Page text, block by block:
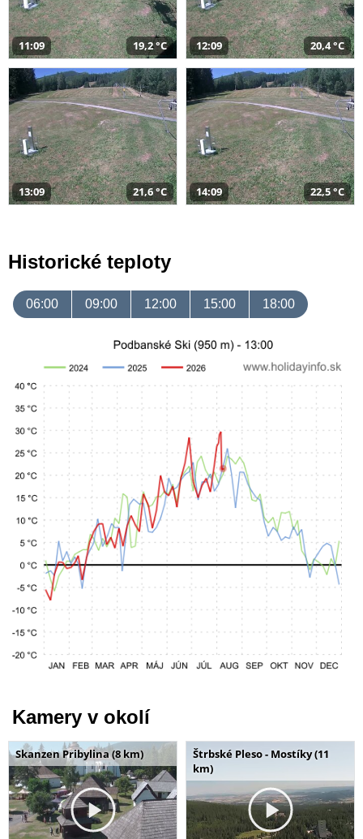
11:09 19,2 °C 12:09 20,4 °C
13:09 21,6 °C 14:09 22,5 °C
Historické teploty
06:00 09:00 12:00 15:00 18:00
Kamery v okolí
Skanzen Pribylina (8 km)
Štrbské Pleso - Mostíky (11
km)